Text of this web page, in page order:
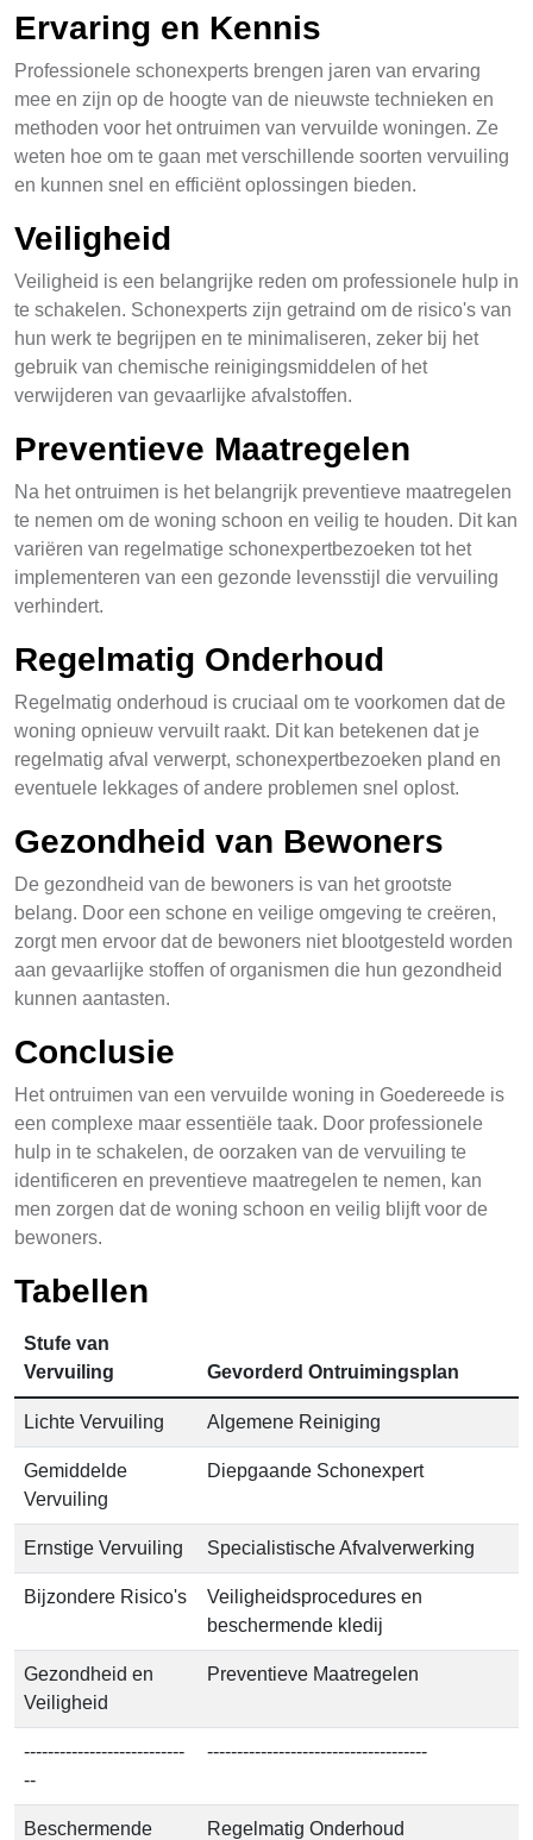
Ervaring en Kennis
Professionele schonexperts brengen jaren van ervaring
mee en zijn op de hoogte van de nieuwste technieken en
methoden voor het ontruimen van vervuilde woningen. Ze
weten hoe om te gaan met verschillende soorten vervuiling
en kunnen snel en efficiënt oplossingen bieden.
Veiligheid
Veiligheid is een belangrijke reden om professionele hulp in
te schakelen. Schonexperts zijn getraind om de risico's van
hun werk te begrijpen en te minimaliseren, zeker bij het
gebruik van chemische reinigingsmiddelen of het
verwijderen van gevaarlijke afvalstoffen.
Preventieve Maatregelen
Na het ontruimen is het belangrijk preventieve maatregelen
te nemen om de woning schoon en veilig te houden. Dit kan
variëren van regelmatige schonexpertbezoeken tot het
implementeren van een gezonde levensstijl die vervuiling
verhindert.
Regelmatig Onderhoud
Regelmatig onderhoud is cruciaal om te voorkomen dat de
woning opnieuw vervuilt raakt. Dit kan betekenen dat je
regelmatig afval verwerpt, schonexpertbezoeken pland en
eventuele lekkages of andere problemen snel oplost.
Gezondheid van Bewoners
De gezondheid van de bewoners is van het grootste
belang. Door een schone en veilige omgeving te creëren,
zorgt men ervoor dat de bewoners niet blootgesteld worden
aan gevaarlijke stoffen of organismen die hun gezondheid
kunnen aantasten.
Conclusie
Het ontruimen van een vervuilde woning in Goedereede is
een complexe maar essentiële taak. Door professionele
hulp in te schakelen, de oorzaken van de vervuiling te
identificeren en preventieve maatregelen te nemen, kan
men zorgen dat de woning schoon en veilig blijft voor de
bewoners.
Tabellen
Stufe van
Vervuiling
Gevorderd Ontruimingsplan
Lichte Vervuiling Algemene Reiniging
Gemiddelde
Vervuiling
Diepgaande Schonexpert
Ernstige Vervuiling Specialistische Afvalverwerking
Bijzondere Risico's
Veiligheidsprocedures en
beschermende kledij
Gezondheid en
Veiligheid
Preventieve Maatregelen
---------------------------
--
-------------------------------------
Beschermende
Regelmatig Onderhoud